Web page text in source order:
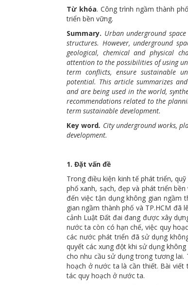
Từ khóa. Công trình ngầm thành
triển bền vững.
Summary. Urban underground
structures. However, underground
geological, chemical and physical
attention to the possibilities of using
term conflicts, ensure sustainable
potential. This article summarizes
and are being used in the world,
recommendations related to the
term sustainable development.
Key word. City underground works,
development.
1. Đặt vấn đề
Trong điều kiện kinh tế phát triển,
phố xanh, sạch, đẹp và phát triển
đến việc tận dụng không gian ngầm
gian ngầm thành phố và TP.HCM đã
cảnh Luật Đất đai đang được xây
nước ta còn có hạn chế, việc quy
các nước phát triển đã sử dụng
quyết các xung đột khi sử dụng
cho nhu cầu sử dụng trong tương lai.
hoạch ở nước ta là cần thiết. Bài
tác quy hoạch ở nước ta.